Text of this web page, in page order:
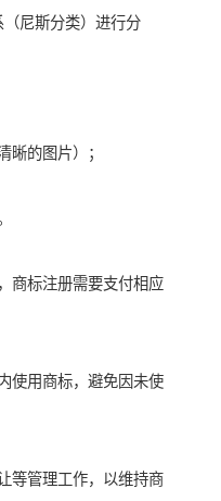
尼斯分类）进行分
的图片）；
商标注册需要支付相应
使用商标，避免因未使
等管理工作，以维持商